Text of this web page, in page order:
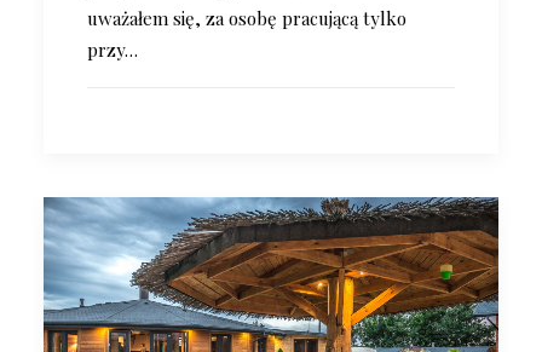
uważałem się, za osobę pracującą tylko
przy…